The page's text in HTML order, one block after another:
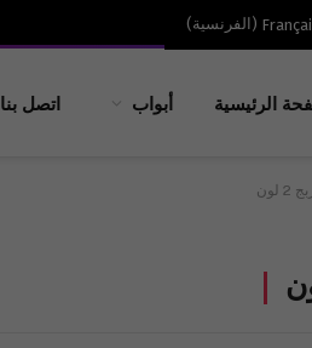
( الفرنسية)
الرئيسية أبواب اتصل بنا